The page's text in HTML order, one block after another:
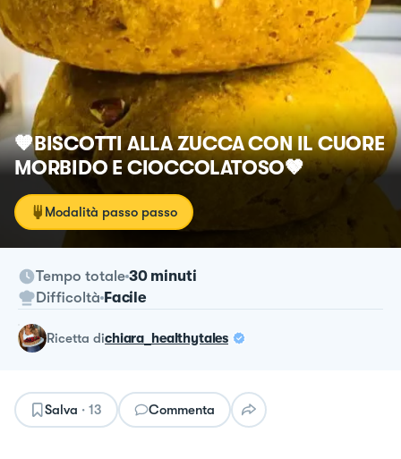
🧡BISCOTTI ALLA ZUCCA CON IL CUORE
MORBIDO E CIOCCOLATOSO🤎
Modalità passo passo
Tempo totale 30 minuti
Difficoltà Facile
ricetta dichiara_healthytales
Salva · 13 Commenta